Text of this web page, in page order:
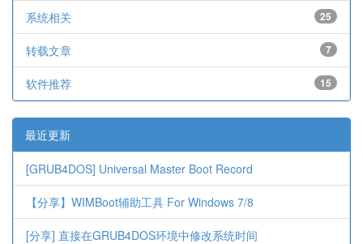
25
系统相关
7
转载文章
15
软件推荐
最近更新
[GRUB4DOS] Universal Master Boot Record
【分享】WIMBoot辅助工具 For Windows 7/8
[分享] 直接在GRUB4DOS环境中修改系统时间